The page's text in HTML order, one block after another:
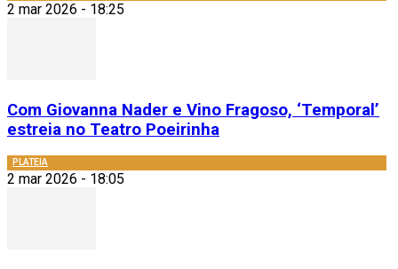
2 mar 2026 - 18:25
Com Giovanna Nader e Vino Fragoso, ‘Temporal’
estreia no Teatro Poeirinha
PLATEIA
2 mar 2026 - 18:05